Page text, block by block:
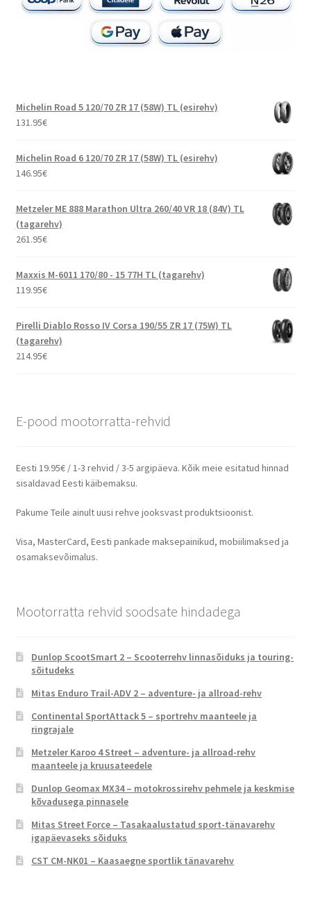
Michelin Road 5 120/70 ZR 17 (58W) TL (esirehv)
131.95€
Michelin Road 6 120/70 ZR 17 (58W) TL (esirehv)
146.95€
Metzeler ME 888 Marathon Ultra 260/40 VR 18 (84V) TL
(tagarehv)
261.95€
Maxxis M-6011 170/80 - 15 77H TL (tagarehv)
119.95€
Pirelli Diablo Rosso IV Corsa 190/55 ZR 17 (75W) TL
(tagarehv)
214.95€
E-pood mootorratta-rehvid
Eesti 19.95€ / 1-3 rehvid / 3-5 argipäeva. Kõik meie esitatud hinnad
sisaldavad Eesti käibemaksu.
Pakume Teile ainult uusi rehve jooksvast produktsioonist.
Visa, MasterCard, Eesti pankade maksepainikud, mobiilimaksed ja
osamaksevõimalus.
Mootorratta rehvid soodsate hindadega
Dunlop ScootSmart 2 – Scooterrehv linnasõiduks ja touring-
sõitudeks
Mitas Enduro Trail-ADV 2 – adventure- ja allroad-rehv
Continental SportAttack 5 – sportrehv maanteele ja
ringrajale
Metzeler Karoo 4 Street – adventure- ja allroad-rehv
maanteele ja kruusateedele
Dunlop Geomax MX34 – motokrossirehv pehmele ja keskmise
kõvadusega pinnasele
Mitas Street Force – Tasakaalustatud sport-tänavarehv
igapäevaseks sõiduks
CST CM-NK01 – Kaasaegne sportlik tänavarehv